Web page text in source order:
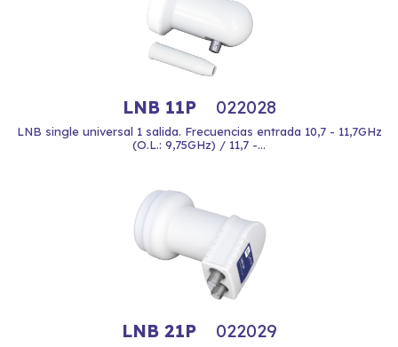
LNB 11P 022028
LNB single universal 1 salida. Frecuencias entrada 10,7 - 11,7GHz
(O.L.: 9,75GHz) / 11,7 -...
LNB 21P 022029